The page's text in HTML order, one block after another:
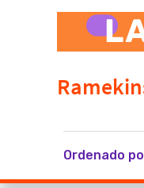
Ordenado